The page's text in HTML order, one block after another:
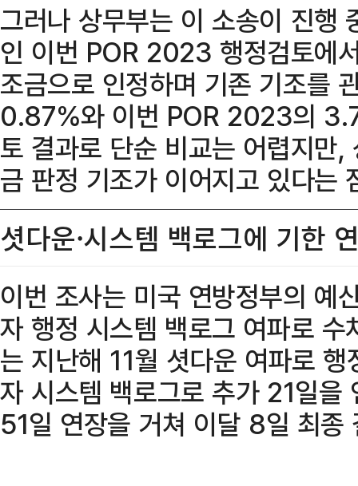
그러나 상무부는 이 소송이 진
인 이번 POR 2023 행정검토에
조금으로 인정하며 기존 기조를
0.87%와 이번 POR 2023의
토 결과로 단순 비교는 어렵지만,
금 판정 기조가 이어지고 있다는
셧다운·시스템 백로그에 기한
이번 조사는 미국 연방정부의 예
자 행정 시스템 백로그 여파로
는 지난해 11월 셧다운 여파로
자 시스템 백로그로 추가 21일
51일 연장을 거쳐 이달 8일 최종